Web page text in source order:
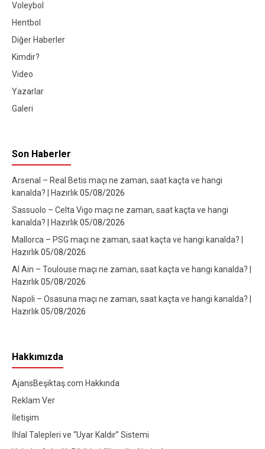
Voleybol
Hentbol
Diğer Haberler
Kimdir?
Video
Yazarlar
Galeri
Son Haberler
Arsenal – Real Betis maçı ne zaman, saat kaçta ve hangi
kanalda? | Hazırlık05/08/2026
Sassuolo – Celta Vigo maçı ne zaman, saat kaçta ve hangi
kanalda? | Hazırlık05/08/2026
Mallorca – PSG maçı ne zaman, saat kaçta ve hangi kanalda? |
Hazırlık05/08/2026
Al Ain – Toulouse maçı ne zaman, saat kaçta ve hangi kanalda? |
Hazırlık05/08/2026
Napoli – Osasuna maçı ne zaman, saat kaçta ve hangi kanalda? |
Hazırlık05/08/2026
Hakkımızda
AjansBeşiktaş.com Hakkında
Reklam Ver
İletişim
İhlal Talepleri ve “Uyar Kaldır” Sistemi